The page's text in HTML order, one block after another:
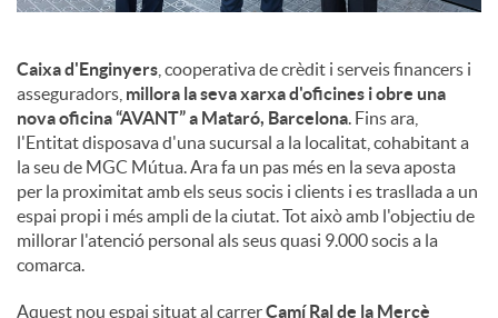
Caixa d'Enginyers , cooperativa de crèdit i serveis financers i
asseguradors, millora la seva xarxa d'oficines i obre una
nova oficina “AVANT” a Mataró, Barcelona . Fins ara,
l'Entitat disposava d'una sucursal a la localitat, cohabitant a
la seu de MGC Mútua. Ara fa un pas més en la seva aposta
per la proximitat amb els seus socis i clients i es trasllada a un
espai propi i més ampli de la ciutat. Tot això amb l'objectiu de
millorar l'atenció personal als seus quasi 9.000 socis a la
comarca.
Aquest nou espai situat al carrerCamí Ral de la Mercè